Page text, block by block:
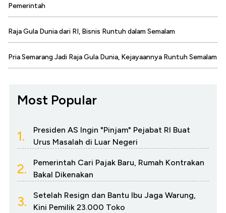
Pemerintah
Raja Gula Dunia dari RI, Bisnis Runtuh dalam Semalam
Pria Semarang Jadi Raja Gula Dunia, Kejayaannya Runtuh Semalam
Most Popular
1.
Presiden AS Ingin "Pinjam" Pejabat RI Buat
Urus Masalah di Luar Negeri
2.
Pemerintah Cari Pajak Baru, Rumah Kontrakan
Bakal Dikenakan
3.
Setelah Resign dan Bantu Ibu Jaga Warung,
Kini Pemilik 23.000 Toko